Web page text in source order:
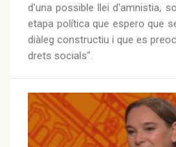
d'una possible llei d'amnistia,
etapa política que espero que
diàleg constructiu i que es
drets socials".